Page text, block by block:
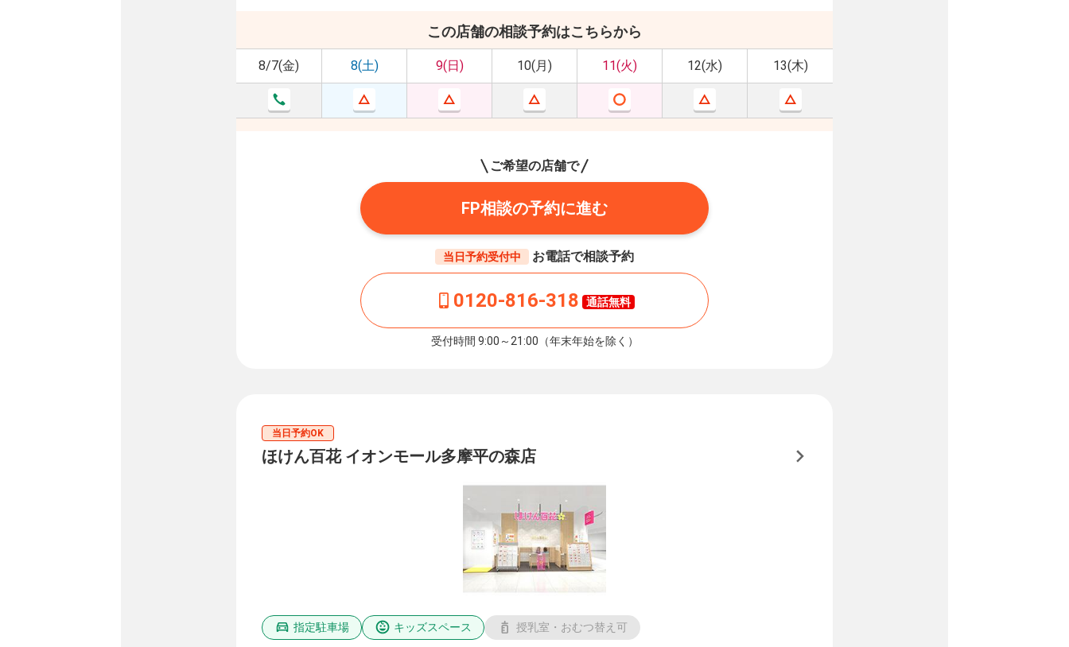
この店舗の相談予約はこちらから
8/7(金) 8(土) 9(日) 10(月) 11(火) 12(水) 13(木)
ご希望の店舗で
FP相談の予約に進む
当日予約受付中 お電話で相談予約
0120-816-318 通話無料
受付時間 9:00～21:00（年末年始を除く）
当日予約OK
ほけん百花 イオンモール多摩平の森店
指定駐車場 キッズスペース 授乳室・おむつ替え可